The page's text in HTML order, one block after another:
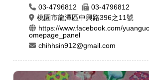
車開鎖，機車開鎖，開運
毛筆，公司章，電腦刻印
章，印鑑章，原子章
03-4796812
03-4796812
桃園市龍潭區中興路396之11號
https://www.facebook.com/
omepage_panel
chihhsin912@gmail.com